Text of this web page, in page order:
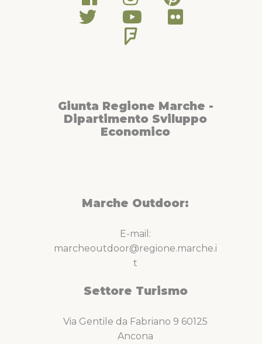
Giunta Regione Marche -
Dipartimento Sviluppo
Economico
Marche Outdoor:
E-mail:
marcheoutdoor@regione.marche.i
t
Settore Turismo
Via Gentile da Fabriano 9 60125
Ancona